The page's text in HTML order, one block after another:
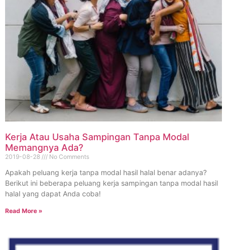
Kerja Atau Usaha Sampingan Tanpa Modal
Memangnya Ada?
2019-08-28 No Comments
Apakah peluang kerja tanpa modal hasil halal benar adanya?
Berikut ini beberapa peluang kerja sampingan tanpa modal hasil
halal yang dapat Anda coba!
Read More »